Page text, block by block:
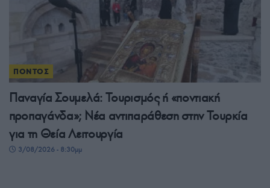
ΠΟΝΤΟΣ
Παναγία Σουμελά: Τουρισμός ή «ποντιακή
προπαγάνδα»; Νέα αντιπαράθεση στην Τουρκία
για τη Θεία Λειτουργία
3/08/2026 - 8:30μμ